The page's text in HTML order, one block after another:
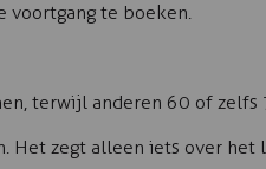
voortgang te boeken.
terwijl anderen 60 of zelfs
Het zegt alleen iets over